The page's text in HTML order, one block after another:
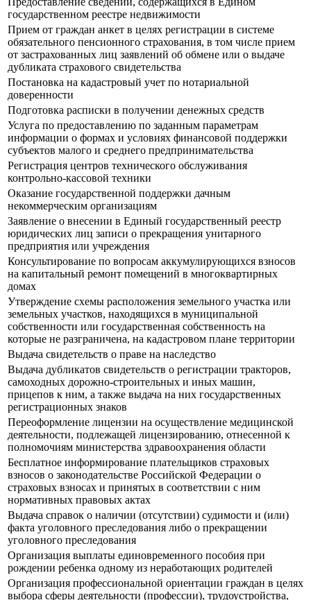
государственном реестре недвижимости
Прием от граждан анкет в целях регистрации в системе
обязательного пенсионного страхования, в том числе прием
от застрахованных лиц заявлений об обмене или о выдаче
дубликата страхового свидетельства
Постановка на кадастровый учет по нотариальной
доверенности
Подготовка расписки в получении денежных средств
Услуга по предоставлению по заданным параметрам
информации о формах и условиях финансовой поддержки
субъектов малого и среднего предпринимательства
Регистрация центров технического обслуживания
контрольно-кассовой техники
Оказание государственной поддержки дачным
некоммерческим организациям
Заявление о внесении в Единый государственный реестр
юридических лиц записи о прекращения унитарного
предприятия или учреждения
Консультирование по вопросам аккумулирующихся взносов
на капитальный ремонт помещений в многоквартирных
домах
Утверждение схемы расположения земельного участка или
земельных участков, находящихся в муниципальной
собственности или государственная собственность на
которые не разграничена, на кадастровом плане территории
Выдача свидетельств о праве на наследство
Выдача дубликатов свидетельств о регистрации тракторов,
самоходных дорожно-строительных и иных машин,
прицепов к ним, а также выдача на них государственных
регистрационных знаков
Переоформление лицензии на осуществление медицинской
деятельности, подлежащей лицензированию, отнесенной к
полномочиям министерства здравоохранения области
Бесплатное информирование плательщиков страховых
взносов о законодательстве Российской Федерации о
страховых взносах и принятых в соответствии с ним
нормативных правовых актах
Выдача справок о наличии (отсутствии) судимости и (или)
факта уголовного преследования либо о прекращении
уголовного преследования
Организация выплаты единовременного пособия при
рождении ребенка одному из неработающих родителей
Организация профессиональной ориентации граждан в целях
выбора сферы деятельности (профессии), трудоустройства,